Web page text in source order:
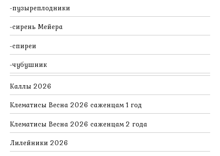
пузыреплодники
сирень Мейера
спиреи
чубушник
Каллы 2026
Клематисы Весна 2026 саженцам 1 год
Клематисы Весна 2026 саженцам 2 года
Лилейники 2026